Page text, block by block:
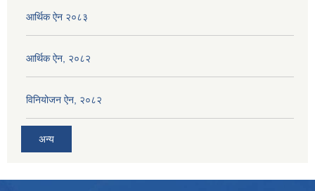
आर्थिक ऐन २०८३
आर्थिक ऐन, २०८२
विनियोजन ऐन, २०८२
अन्य